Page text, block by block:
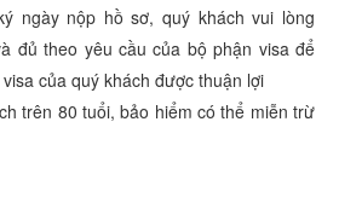
ngày nộp hồ sơ, quý khách vui lòng
đủ theo yêu cầu của bộ phận visa để
của quý khách được thuận lợi
trên 80 tuổi, bảo hiểm có thể miễn trừ